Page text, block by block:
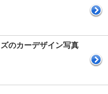
のカーデザイン写真